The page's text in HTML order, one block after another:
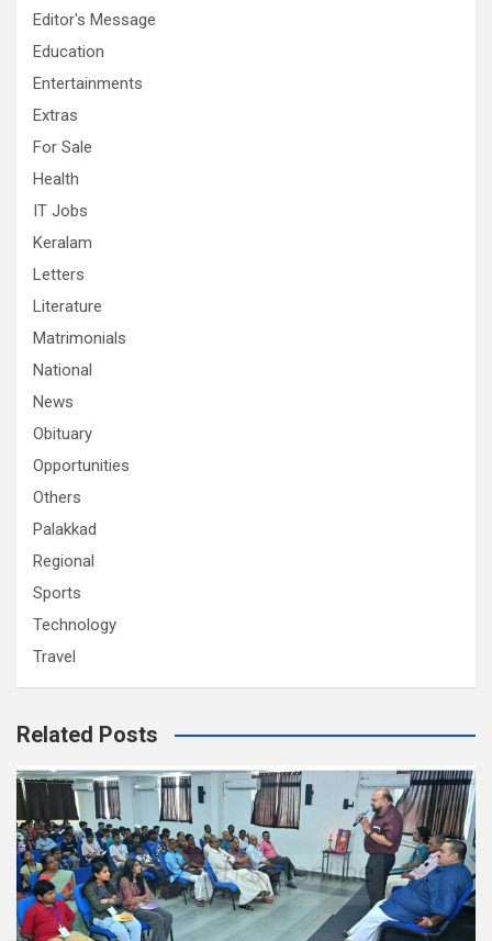
Editor's Message
Education
Entertainments
Extras
For Sale
Health
IT Jobs
Keralam
Letters
Literature
Matrimonials
National
News
Obituary
Opportunities
Others
Palakkad
Regional
Sports
Technology
Travel
Related Posts